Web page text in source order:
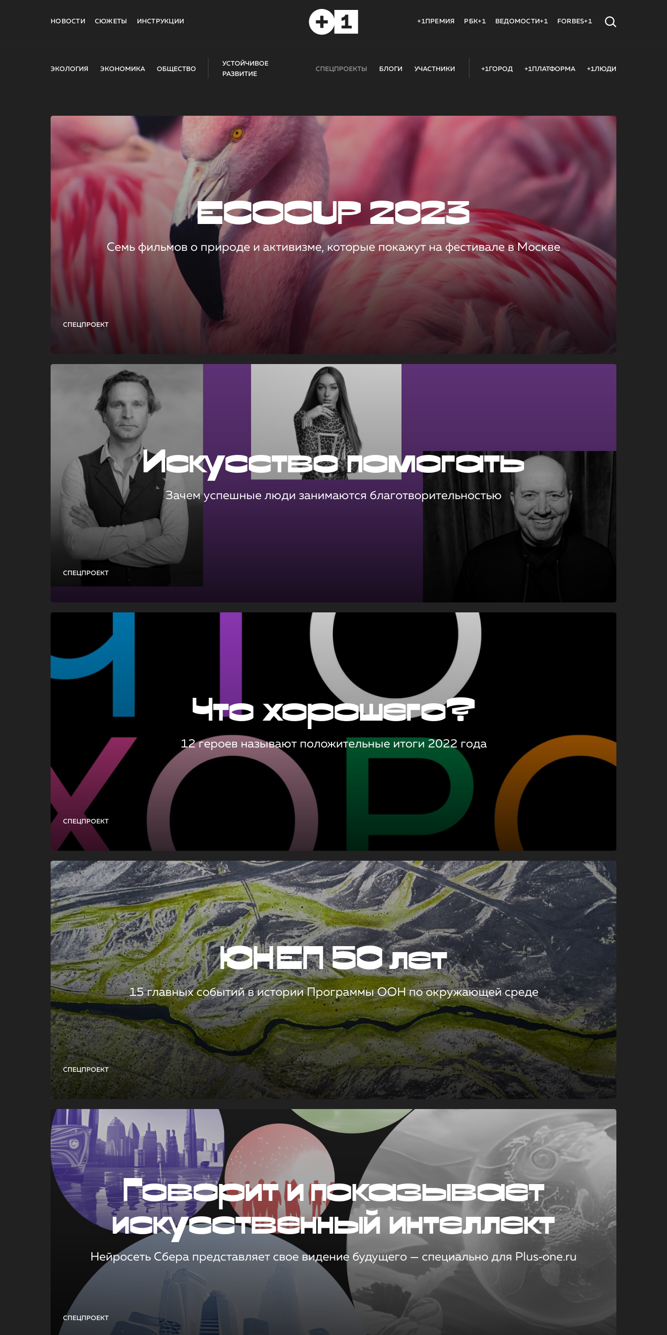
НОВОСТИ СЮЖЕТЫ ИНСТРУКЦИИ +1ПРЕМИЯ РБК+1 ВЕДОМОСТИ+1 FORBES+1
ЭКОЛОГИЯ ЭКОНОМИКА ОБЩЕСТВО
УСТОЙЧИВОЕ
РАЗВИТИЕ
СПЕЦПРОЕКТЫ БЛОГИ УЧАСТНИКИ +1ГОРОД +1ПЛАТФОРМА +1ЛЮДИ
СПЕЦПРОЕКТ
ECOCUP 2023
Семь фильмов о природе и активизме, которые покажут на фестивале в Москве
СПЕЦПРОЕКТ
Искусство помогать
Зачем успешные люди занимаются благотворительностью
СПЕЦПРОЕКТ
Что хорошего?
12 героев называют положительные итоги 2022 года
СПЕЦПРОЕКТ
ЮНЕП 50 лет
15 главных событий в истории Программы ООН по окружающей среде
СПЕЦПРОЕКТ
Говорит и показывает
искусственный интеллект
Нейросеть Сбера представляет свое видение будущего — специально для Plus‑one.ru